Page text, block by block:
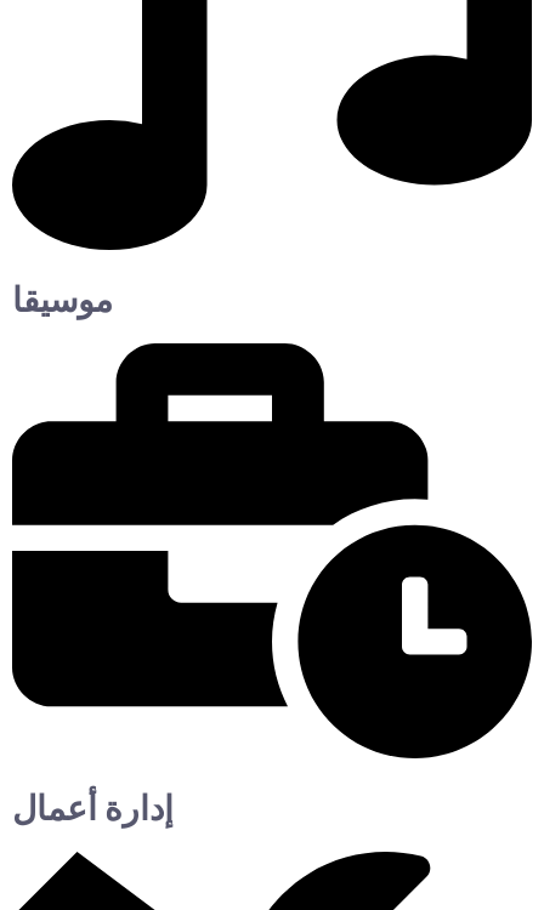
موسيقا
إدارة أعمال